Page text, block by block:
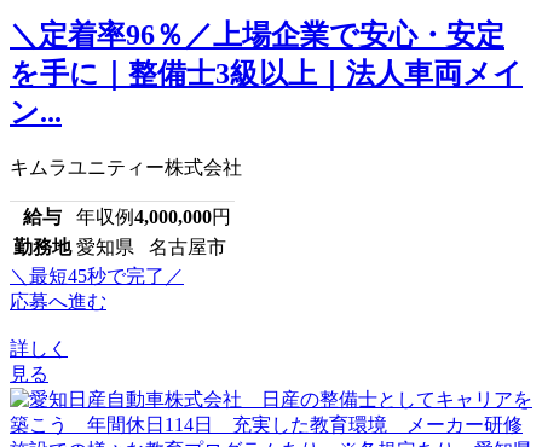
＼定着率96％／上場企業で安心・安定
を手に｜整備士3級以上｜法人車両メイ
ン...
キムラユニティー株式会社
給与 年収例4,000,000円
勤務地 愛知県 名古屋市
＼最短45秒で完了／
応募へ進む
詳しく
見る